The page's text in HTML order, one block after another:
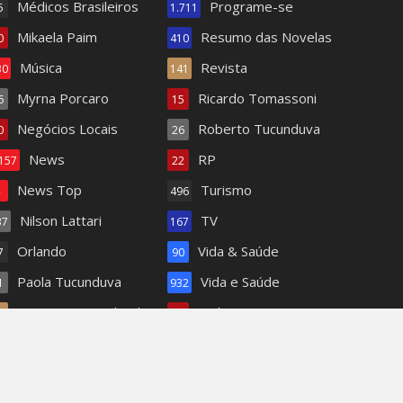
Médicos Brasileiros
Mikaela Paim
Música
Myrna Porcaro
Negócios Locais
News
News Top
Nilson Lattari
Orlando
Paola Tucunduva
PDF para Download
Programe-se
1.711
Resumo das Novelas
410
Revista
141
Ricardo Tomassoni
15
Roberto Tucunduva
26
RP
22
Turismo
496
TV
167
Vida & Saúde
90
Vida e Saúde
932
Wal Reis
95